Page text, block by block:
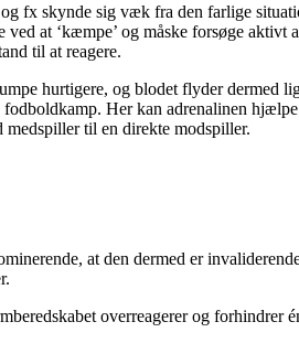
fx skynde sig væk fra den farlige
at ‘kæmpe’ og måske forsøge aktivt
til at reagere.
hurtigere, og blodet flyder dermed
Her kan adrenalinen
medspiller til en direkte modspiller.
at den dermed er
overreagerer og forhindrer